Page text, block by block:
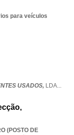
para veículos
USADOS, LDA...
(POSTO DE